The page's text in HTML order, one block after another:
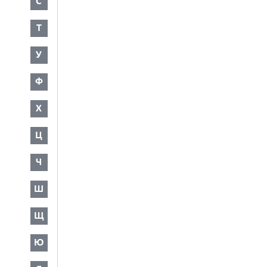
Т
У
Ф
Х
Ц
Ч
Ш
Щ
Ю